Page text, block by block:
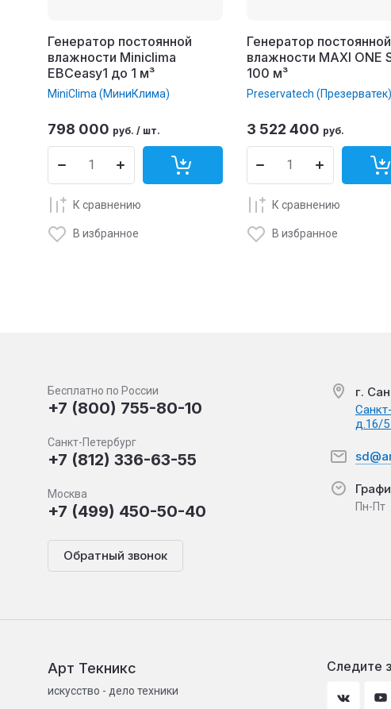
Генератор постоянной
влажности Miniclima
EBCeasy1 до 1 м³
MiniClima (МиниКлима)
798 000 руб. / шт.
К сравнению
В избранное
Генератор постоянной
влажности MAXI ONE
100 м³
Preservatech (Презерватек)
3 522 400 руб.
К сравнению
В избранное
Бесплатно по России
+7 (800) 755-80-10
Санкт-Петербург
+7 (812) 336-63-55
Москва
+7 (499) 450-50-40
Обратный звонок
г.
д.16/
Пн-Пт
Арт Текникс
искусство - дело техники
Следите